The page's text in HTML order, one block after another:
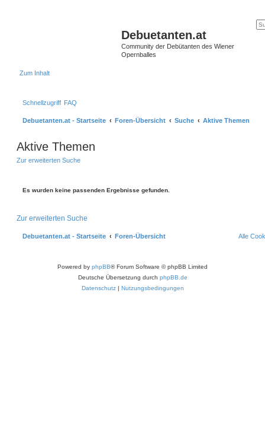
Debuetanten.at
Community der Debütanten des Wiener
Opernballes
Zum Inhalt
Schnellzugriff FAQ
Debuetanten.at - Startseite Foren-Übersicht Suche Aktive Themen
Aktive Themen
Zur erweiterten Suche
Es wurden keine passenden Ergebnisse gefunden.
Zur erweiterten Suche
Debuetanten.at - Startseite Foren-Übersicht Alle
Powered by phpBB® Forum Software © phpBB Limited
Deutsche Übersetzung durch phpBB.de
Datenschutz | Nutzungsbedingungen